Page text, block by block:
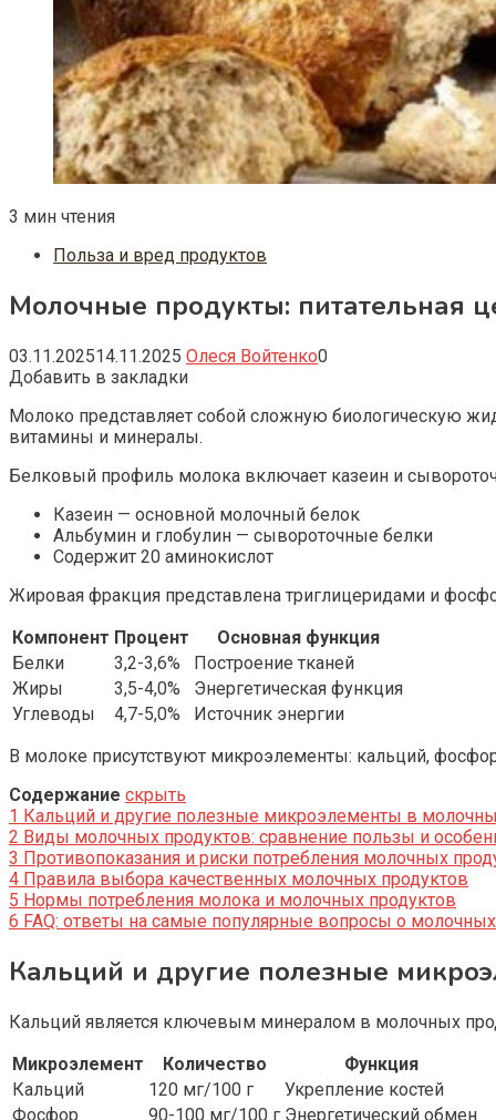
3 мин чтения
Польза и вред продуктов
Молочные продукты: питательная
03.11.202514.11.2025 Олеся Войтенко0
Добавить в закладки
Молоко представляет собой сложную биологическую
витамины и минералы.
Белковый профиль молока включает казеин и
Казеин — основной молочный белок
Альбумин и глобулин — сывороточные белки
Содержит 20 аминокислот
Жировая фракция представлена триглицеридами и
Компонент Процент
Основная функция
Белки
3,2-3,6%
Построение тканей
Жиры
3,5-4,0%
Энергетическая функция
Углеводы
4,7-5,0%
Источник энергии
В молоке присутствуют микроэлементы: кальций,
Содержание скрыть
1 Кальций и другие полезные микроэлементы в
2 Виды молочных продуктов: сравнение пользы и
3 Противопоказания и риски потребления молочных
4 Правила выбора качественных молочных продуктов
5 Нормы потребления молока и молочных продуктов
6 FAQ: ответы на самые популярные вопросы о молочных
Кальций и другие полезные
Кальций является ключевым минералом в молочных
Микроэлемент
Количество
Функция
Кальций
120 мг/100 г
Укрепление костей
Фосфор
90-100 мг/100 г Энергетический обмен